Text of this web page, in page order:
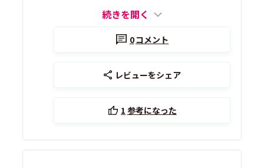
続きを開く
0コメント
レビューをシェア
1 参考になった